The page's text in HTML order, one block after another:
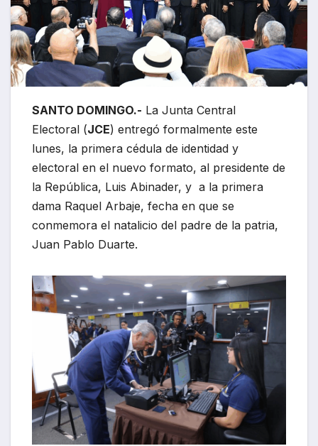
SANTO DOMINGO.- La Junta Central
Electoral (JCE) entregó formalmente este
lunes, la primera cédula de identidad y
electoral en el nuevo formato, al presidente de
la República, Luis Abinader, y a la primera
dama Raquel Arbaje, fecha en que se
conmemora el natalicio del padre de la patria,
Juan Pablo Duarte.